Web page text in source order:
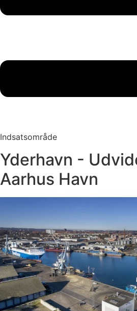
Indsatsområde
Yderhavn -
Aarhus Havn